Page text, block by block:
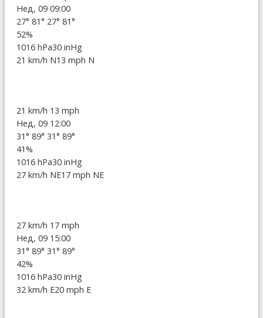
Нед, 09 09:00
27° 81° 27° 81°
52%
1016 hPa30 inHg
21 km/h N13 mph N
21 km/h 13 mph
Нед, 09 12:00
31° 89° 31° 89°
41%
1016 hPa30 inHg
27 km/h NE17 mph NE
27 km/h 17 mph
Нед, 09 15:00
31° 89° 31° 89°
42%
1016 hPa30 inHg
32 km/h E20 mph E